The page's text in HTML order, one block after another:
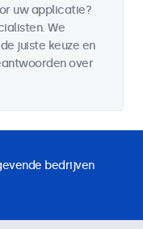
uw applicatie?
We
juiste keuze en
over
bedrijven